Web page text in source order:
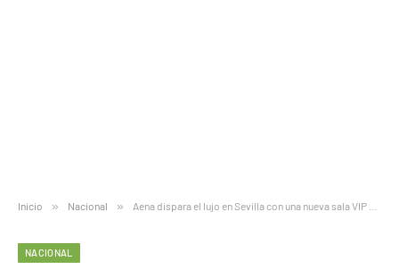
Inicio » Nacional » Aena dispara el lujo en Sevilla con una nueva sala VIP de 3,4 millones
NACIONAL